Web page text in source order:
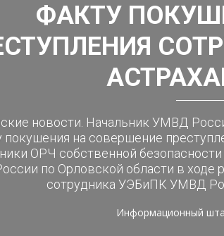
ФАКТУ
новости. Начальник УМВД
покушения на совершение
ОРЧ собственной
по Орловской области в ходе
сотрудника УЭБиПК УМВД
Информационный